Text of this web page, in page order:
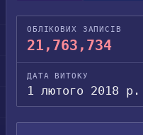
ОБЛІКОВИХ ЗАПИСІВ
21,763,734
ДАТА ВИТОКУ
1 лютого 2018 р.